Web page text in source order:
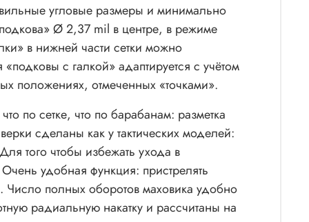
угловые размеры и минимально
Ø 2,37 mil в центре, в режиме
в нижней части сетки можно
с галкой» адаптируется с учётом
положениях, отмеченных «точками».
по сетке, что по барабанам: разметка
сделаны как у тактических моделей:
того чтобы избежать ухода в
удобная функция: пристрелять
Число полных оборотов маховика удобно
радиальную накатку и рассчитаны на